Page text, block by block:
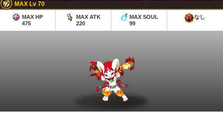
MAX Lv 70
MAX HP
475
MAX ATK
220
MAX SOUL
99
なし